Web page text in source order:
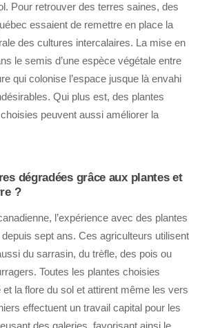
Pour retrouver des terres saines, des
essaient de remettre en place la
des cultures intercalaires. La mise en
le semis d’une espèce végétale entre
qui colonise l’espace jusque là envahi
Qui plus est, des plantes
peuvent aussi améliorer la
dégradées grâce aux plantes et
?
l’expérience avec des plantes
sept ans. Ces agriculteurs utilisent
du sarrasin, du trèfle, des pois ou
Toutes les plantes choisies
la flore du sol et attirent même les vers
effectuent un travail capital pour les